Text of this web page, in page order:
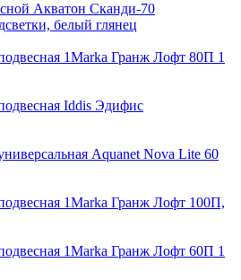
Акватон Сканди-70
белый глянец
1Marka Гранж Лофт 80П 1
Iddis Эдифис
Aquanet Nova Lite 60
1Marka Гранж Лофт 100П,
1Marka Гранж Лофт 60П 1